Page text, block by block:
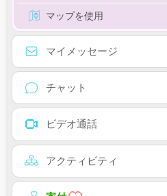
マップを使用
マイメッセージ
チャット
ビデオ通話
アクティビティ